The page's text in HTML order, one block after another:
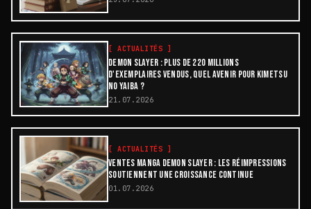
[ ACTUALITÉS ]
DEMON SLAYER : PLUS DE 220 MILLIONS
D'EXEMPLAIRES VENDUS, QUEL AVENIR POUR KIMETSU
NO YAIBA ?
21.07.2026
[ ACTUALITÉS ]
VENTES MANGA DEMON SLAYER : LES RÉIMPRESSIONS
SOUTIENNENT UNE CROISSANCE CONTINUE
01.07.2026